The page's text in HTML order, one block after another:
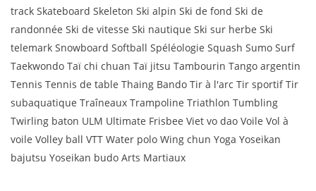
track Skateboard Skeleton Ski alpin Ski de fond Ski de
randonnée Ski de vitesse Ski nautique Ski sur herbe Ski
telemark Snowboard Softball Spéléologie Squash Sumo Surf
Taekwondo Taï chi chuan Taï jitsu Tambourin Tango argentin
Tennis Tennis de table Thaing Bando Tir à l'arc Tir sportif Tir
subaquatique Traîneaux Trampoline Triathlon Tumbling
Twirling baton ULM Ultimate Frisbee Viet vo dao Voile Vol à
voile Volley ball VTT Water polo Wing chun Yoga Yoseikan
bajutsu Yoseikan budo Arts Martiaux